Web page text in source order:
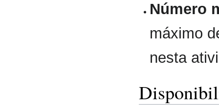
Número
máximo
nesta